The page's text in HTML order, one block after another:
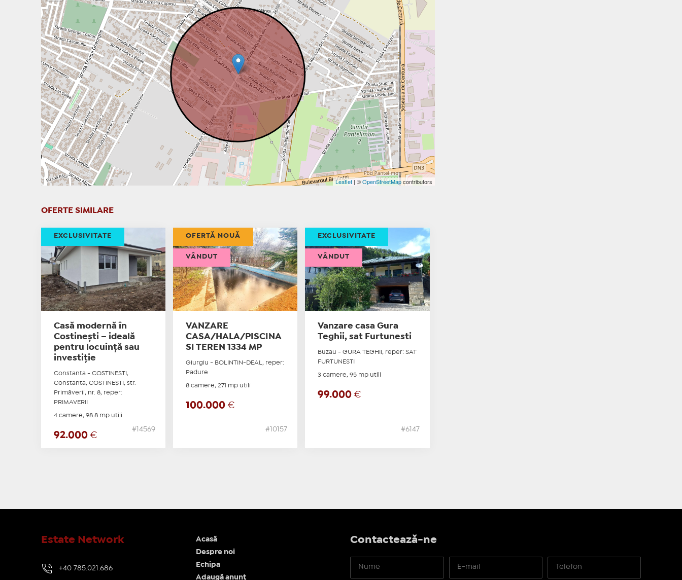
Leaflet| ©OpenStreetMapcontributors
OFERTE SIMILARE
Casă modernă în
Costinești – ideală
pentru locuință sau
investiție
Constanta - COSTINESTI,
Constanta, COSTINEŞTI, str.
Primăverii, nr. 8, reper:
PRIMAVERII
4 camere, 98.8 mp utili
92.000 €
#14569
EXCLUSIVITATE
VANZARE
CASA/HALA/PISCINA
SI TEREN 1334 MP
Giurgiu - BOLINTIN-DEAL, reper:
Padure
8 camere, 271 mp utili
100.000€
#10157
OFERTĂ NOUĂ
VÂNDUT
Vanzare casa Gura
Teghii, sat Furtunesti
Buzau - GURA TEGHII, reper: SAT
FURTUNESTI
3 camere, 95 mp utili
99.000€
#6147
EXCLUSIVITATE
VÂNDUT
Estate Network
+40 785.021.686
Acasă
Despre noi
Echipa
Adaugă anunț
Contactează-ne